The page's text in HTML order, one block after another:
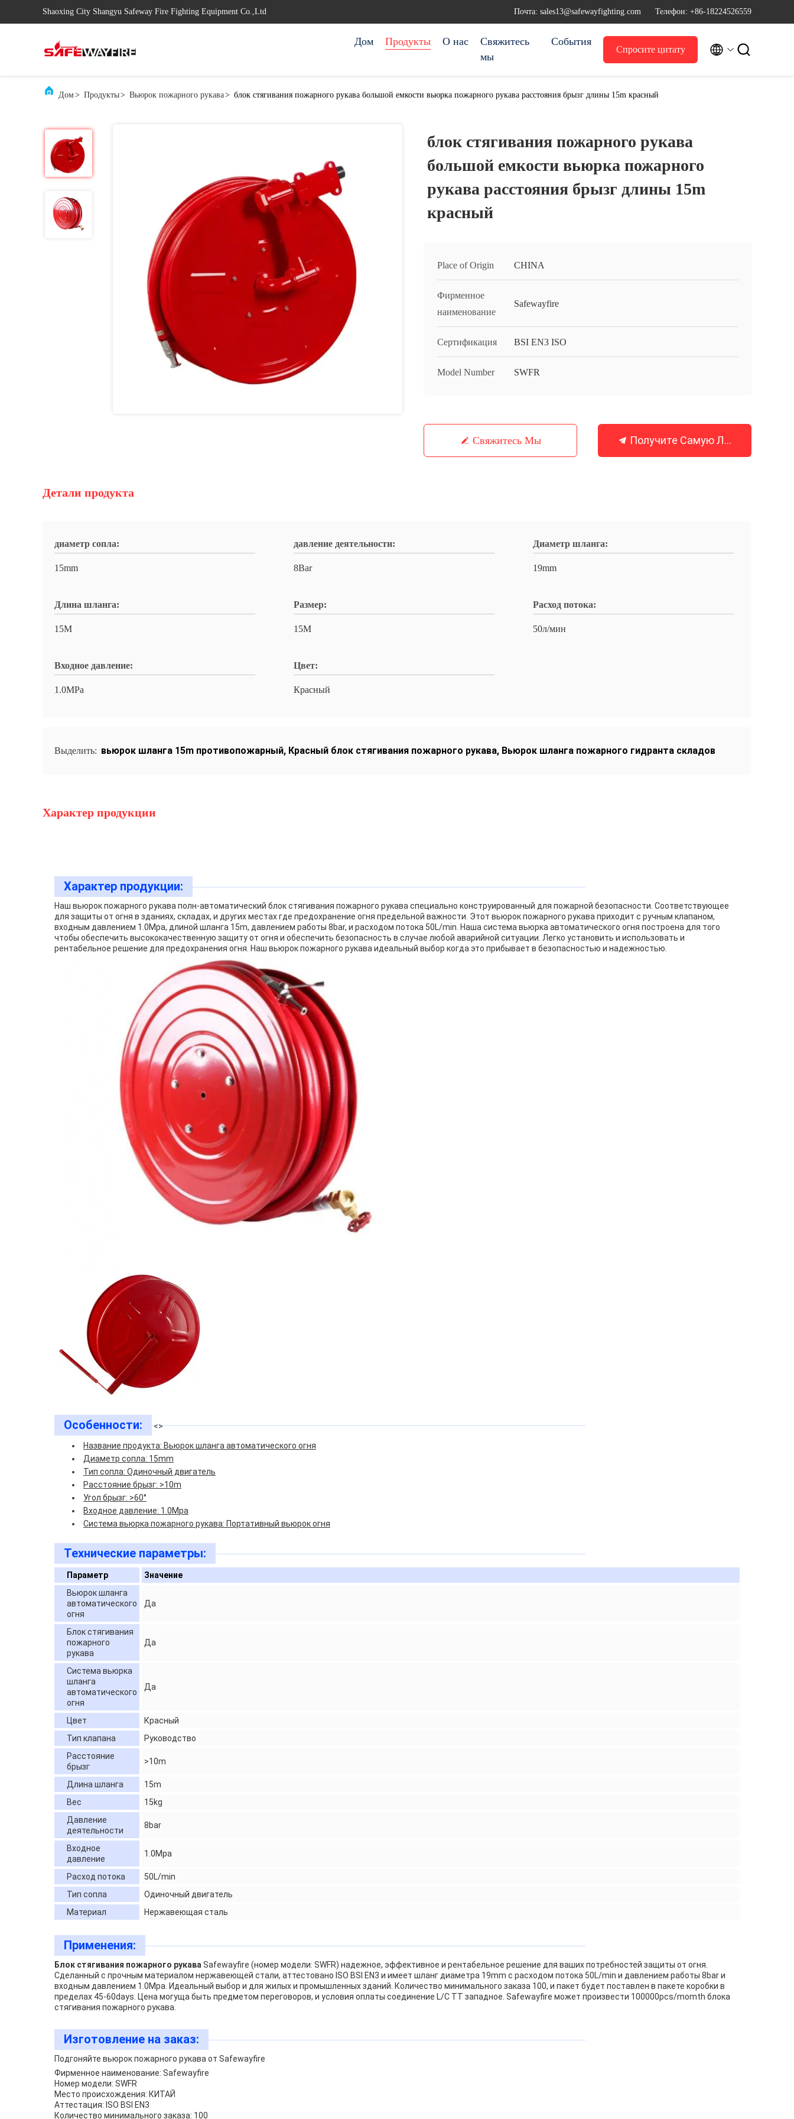
Shaoxing City Shangyu Safeway Fire Fighting Equipment Co.,Ltd Почта: sales13@safewayfighting.com Телефон: +86-18224526559
Дом Продукты О нас
Свяжитесь
мы
События
Спросите цитату  
Дом> Продукты> Вьюрок пожарного рукава> блок стягивания пожарного рукава большой емкости вьюрка пожарного рукава расстояния брызг длины 15m красный
блок стягивания пожарного рукава
большой емкости вьюрка пожарного
рукава расстояния брызг длины 15m
красный
Place of Origin CHINA
Фирменное
наименование
Safewayfire
Сертификация BSI EN3 ISO
Model Number SWFR
Свяжитесь Мы Получите Самую Лучшую Цену
Детали продукта
диаметр сопла:
15mm
давление деятельности:
8Bar
Диаметр шланга:
19mm
Длина шланга:
15M
Размер:
15M
Расход потока:
50л/мин
Входное давление:
1.0MPa
Цвет:
Красный
Выделить: вьюрок шланга 15m противопожарный, Красный блок стягивания пожарного рукава, Вьюрок шланга пожарного гидранта складов
Характер продукции
Характер продукции:
Наш вьюрок пожарного рукава полн-автоматический блок стягивания пожарного рукава специально конструированный для пожарной безопасности. Соответствующее
для защиты от огня в зданиях, складах, и других местах где предохранение огня предельной важности. Этот вьюрок пожарного рукава приходит с ручным клапаном,
входным давлением 1.0Mpa, длиной шланга 15m, давлением работы 8bar, и расходом потока 50L/min. Наша система вьюрка автоматического огня построена для того
чтобы обеспечить высококачественную защиту от огня и обеспечить безопасность в случае любой аварийной ситуации. Легко установить и использовать и
рентабельное решение для предохранения огня. Наш вьюрок пожарного рукава идеальный выбор когда это прибывает в безопасностью и надежностью.
Особенности: <>
Название продукта: Вьюрок шланга автоматического огня
Диаметр сопла: 15mm
Тип сопла: Одиночный двигатель
Расстояние брызг: >10m
Угол брызг: >60°
Входное давление: 1.0Mpa
Система вьюрка пожарного рукава: Портативный вьюрок огня
Технические параметры:
Параметр
Значение
Вьюрок шланга
автоматического
огня
Да
Блок стягивания
пожарного
рукава
Да
Система вьюрка
шланга
автоматического
огня
Да
Цвет
Красный
Тип клапана
Руководство
Расстояние
брызг
>10m
Длина шланга
15m
Вес
15kg
Давление
деятельности
8bar
Входное
давление
1.0Mpa
Расход потока
50L/min
Тип сопла
Одиночный двигатель
Материал
Нержавеющая сталь
Применения:
Блок стягивания пожарного рукаваSafewayfire (номер модели: SWFR) надежное, эффективное и рентабельное решение для ваших потребностей защиты от огня.
Сделанный с прочным материалом нержавеющей стали, аттестовано ISO BSI EN3 и имеет шланг диаметра 19mm с расходом потока 50L/min и давлением работы 8bar и
входным давлением 1.0Mpa. Идеальный выбор и для жилых и промышленных зданий. Количество минимального заказа 100, и пакет будет поставлен в пакете коробки в
пределах 45-60days. Цена могуща быть предметом переговоров, и условия оплаты соединение L/C TT западное. Safewayfire может произвести 100000pcs/momth блока
стягивания пожарного рукава.
Изготовление на заказ:
Подгоняйте вьюрок пожарного рукава от Safewayfire
Фирменное наименование: Safewayfire
Номер модели: SWFR
Место происхождения: КИТАЙ
Аттестация: ISO BSI EN3
Количество минимального заказа: 100